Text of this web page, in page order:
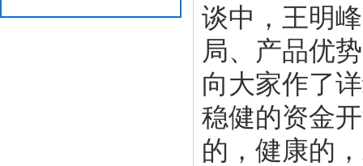
谈中，王明
局、产品优
向大家作了
稳健的资金
的，健康的